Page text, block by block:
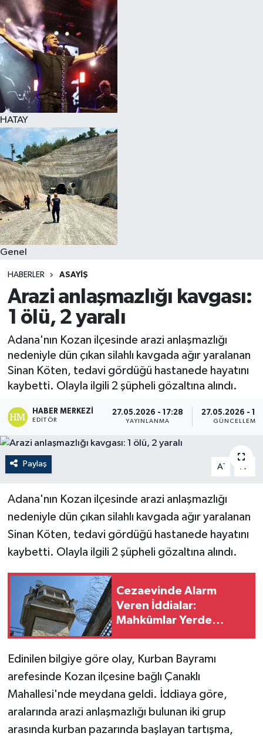
HATAY
Genel
HABERLER ASAYIŞ
Arazi anlaşmazlığı kavgası:
1 ölü, 2 yaralı
Adana'nın Kozan ilçesinde arazi anlaşmazlığı
nedeniyle dün çıkan silahlı kavgada ağır yaralanan
Sinan Köten, tedavi gördüğü hastanede hayatını
kaybetti. Olayla ilgili 2 şüpheli gözaltına alındı.
HABER MERKEZI
EDITÖR
27.05.2026 - 17:28
YAYINLANMA
27.05.2026 -
GÜNCELLEME
Paylaş A- A
Adana'nın Kozan ilçesinde arazi anlaşmazlığı
nedeniyle dün çıkan silahlı kavgada ağır yaralanan
Sinan Köten, tedavi gördüğü hastanede hayatını
kaybetti. Olayla ilgili 2 şüpheli gözaltına alındı.
Cezaevinde Alarm
Veren İddialar:
Mahkûmlar Yerde
Edinilen bilgiye göre olay, Kurban Bayramı
arefesinde Kozan ilçesine bağlı Çanaklı
Mahallesi'nde meydana geldi. İddiaya göre,
aralarında arazi anlaşmazlığı bulunan iki grup
arasında kurban pazarında başlayan tartışma,
Spor
Teknoloji
Yaşam